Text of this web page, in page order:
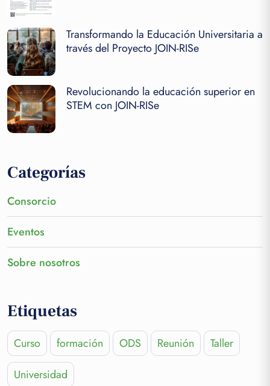
Transformando la Educación Universitaria a
través del Proyecto JOIN-RISe
Revolucionando la educación superior en
STEM con JOIN-RISe
Categorías
Consorcio
Eventos
Sobre nosotros
Etiquetas
Curso formación ODS Reunión
Taller
Universidad